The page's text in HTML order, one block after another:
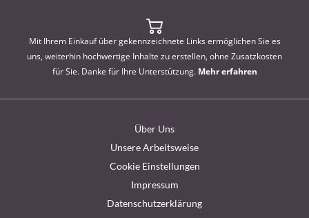
Mit Ihrem Einkauf über gekennzeichnete Links ermöglichen Sie es
uns, weiterhin hochwertige Inhalte zu erstellen, ohne Zusatzkosten
für Sie. Danke für Ihre Unterstützung. Mehr erfahren
Über Uns
Unsere Arbeitsweise
Cookie Einstellungen
Impressum
Datenschutzerklärung